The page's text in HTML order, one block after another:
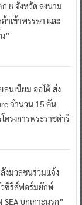
8 จังหวัด ลงนาม
าเข้าพรรษา และ
”
ลนเนียม ออโต้ ส่ง
จำนวน 15 คัน
รงการพระราชดำริ
งมวลชนร่วมแจ้ง
วซีรีส์ฟอร์มยักษ์
บุกเกาะนรก”